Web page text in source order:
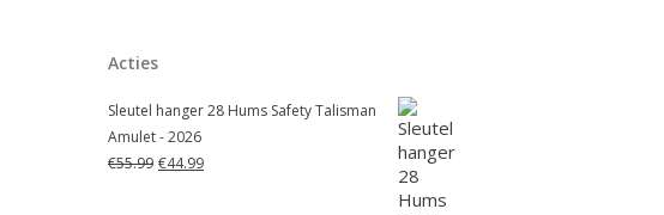
Acties
Sleutel hanger 28 Hums Safety Talisman
Amulet - 2026
€55.99 Oorspronkelijke
€44.99Huidige